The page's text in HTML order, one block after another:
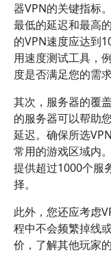
器VPN的关键指标
最低的延迟和最高
的VPN速度应达到
用速度测试工具，
度是否满足您的需求
其次，服务器的覆
的服务器可以帮助
延迟。确保所选
常用的游戏区域内
提供超过1000个服
择。
此外，您还应考虑
程中不会频繁掉线
价，了解其他玩家